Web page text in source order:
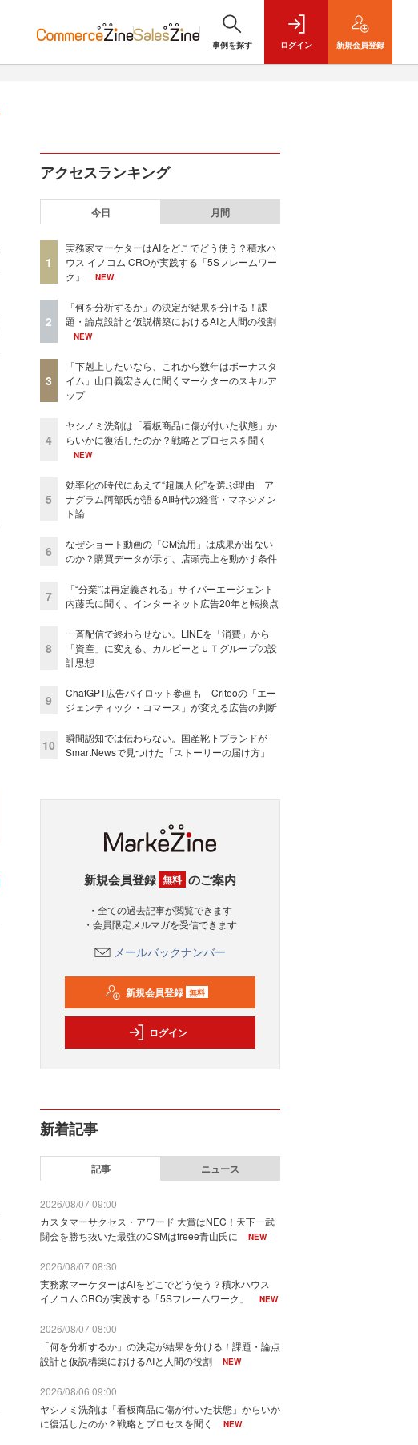
事例を探す ログイン 新規会員登録
アクセスランキング
今日 月間
1
実務家マーケターはAIをどこでどう使う？積水ハ
ウス イノコム CROが実践する「5Sフレームワー
ク」
NEW
2
「何を分析するか」の決定が結果を分ける！課
題・論点設計と仮説構築におけるAIと人間の役割
NEW
3
「下剋上したいなら、これから数年はボーナスタ
イム」山口義宏さんに聞くマーケターのスキルア
ップ
4
ヤシノミ洗剤は「看板商品に傷が付いた状態」か
らいかに復活したのか？戦略とプロセスを聞く
NEW
5
効率化の時代にあえて“超属人化”を選ぶ理由 ア
ナグラム阿部氏が語るAI時代の経営・マネジメン
ト論
6
なぜショート動画の「CM流用」は成果が出ない
のか？購買データが示す、店頭売上を動かす条件
7
「“分業”は再定義される」サイバーエージェント
内藤氏に聞く、インターネット広告20年と転換点
8
一斉配信で終わらせない。LINEを「消費」から
「資産」に変える、カルビーとＵＴグループの設
計思想
9
ChatGPT広告パイロット参画も Criteoの「エー
ジェンティック・コマース」が変える広告の判断
10
瞬間認知では伝わらない。国産靴下ブランドが
SmartNewsで見つけた「ストーリーの届け方」
新規会員登録 無料 のご案内
・全ての過去記事が閲覧できます
・会員限定メルマガを受信できます
メールバックナンバー
新規会員登録 無料
ログイン
新着記事
記事 ニュース
2026/08/07 09:00
カスタマーサクセス・アワード 大賞はNEC！天下一武
闘会を勝ち抜いた最強のCSMはfreee青山氏に
NEW
2026/08/07 08:30
実務家マーケターはAIをどこでどう使う？積水ハウス
イノコム CROが実践する「5Sフレームワーク」
NEW
2026/08/07 08:00
「何を分析するか」の決定が結果を分ける！課題・論点
設計と仮説構築におけるAIと人間の役割
NEW
2026/08/06 09:00
ヤシノミ洗剤は「看板商品に傷が付いた状態」からいか
に復活したのか？戦略とプロセスを聞く
NEW